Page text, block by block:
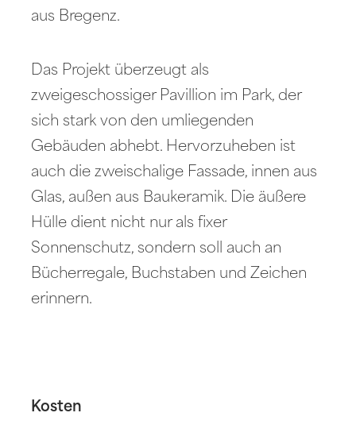
aus Bregenz.
Das Projekt überzeugt als
zweigeschossiger Pavillion im Park, der
sich stark von den umliegenden
Gebäuden abhebt. Hervorzuheben ist
auch die zweischalige Fassade, innen aus
Glas, außen aus Baukeramik. Die äußere
Hülle dient nicht nur als fixer
Sonnenschutz, sondern soll auch an
Bücherregale, Buchstaben und Zeichen
erinnern.
Kosten